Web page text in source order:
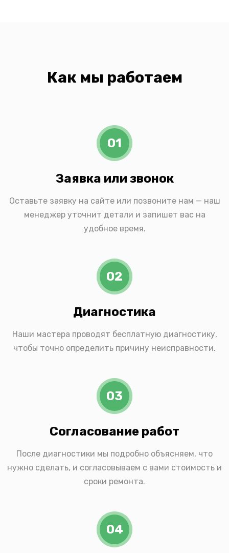
Как мы работаем
01
Заявка или звонок
Оставьте заявку на сайте или позвоните нам — наш
менеджер уточнит детали и запишет вас на
удобное время.
02
Диагностика
Наши мастера проводят бесплатную диагностику,
чтобы точно определить причину неисправности.
03
Согласование работ
После диагностики мы подробно объясняем, что
нужно сделать, и согласовываем с вами стоимость и
сроки ремонта.
04